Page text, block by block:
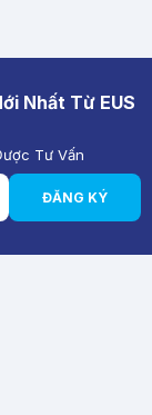
Ắc Quy: Loại
Nhất Từ EUS
Tư Vấn
ĐĂNG KÝ